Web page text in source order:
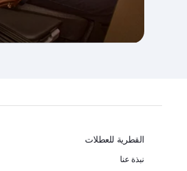
القطرية للعطلات
نبذة عنا